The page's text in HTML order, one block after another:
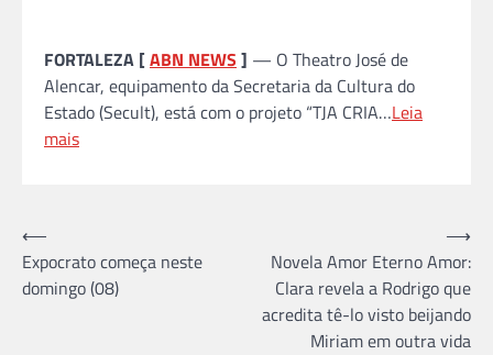
FORTALEZA [ABN NEWS ] — O Theatro José de
Alencar, equipamento da Secretaria da Cultura do
Estado (Secult), está com o projeto “TJA CRIA…Leia
mais
Navegação
de
Post
⟵
Expocrato começa neste
domingo (08)
Novela Amor Eterno Amor:
Clara revela a Rodrigo que
acredita tê-lo visto beijando
Miriam em outra vida
⟶